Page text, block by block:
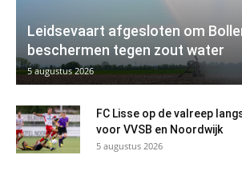
Leidsevaart afgesloten om
beschermen tegen zout water
5 augustus 2026
FC Lisse op de valreep
voor VVSB en Noordwijk
5 augustus 2026